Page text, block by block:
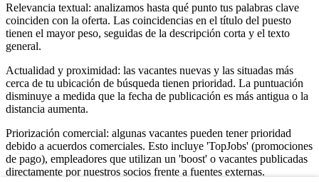
Relevancia textual: analizamos hasta qué punto tus palabras clave
coinciden con la oferta. Las coincidencias en el título del puesto
tienen el mayor peso, seguidas de la descripción corta y el texto
general.
Actualidad y proximidad: las vacantes nuevas y las situadas más
cerca de tu ubicación de búsqueda tienen prioridad. La puntuación
disminuye a medida que la fecha de publicación es más antigua o la
distancia aumenta.
Priorización comercial: algunas vacantes pueden tener prioridad
debido a acuerdos comerciales. Esto incluye 'TopJobs' (promociones
de pago), empleadores que utilizan un 'boost' o vacantes publicadas
directamente por nuestros socios frente a fuentes externas.